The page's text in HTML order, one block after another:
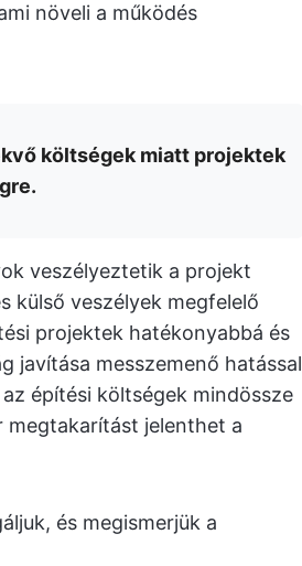
növeli a működés
költségek miatt projektek
veszélyeztetik a projekt
külső veszélyek megfelelő
projektek hatékonyabbá és
javítása messzemenő hatással
építési költségek mindössze
megtakarítást jelenthet a
és megismerjük a